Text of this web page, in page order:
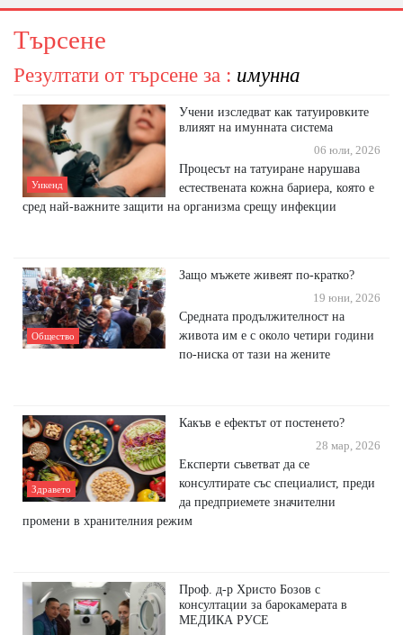
Търсене
Резултати от търсене за : имунна
Уикенд
Учени изследват как татуировките
влияят на имунната система
06 юли, 2026
Процесът на татуиране нарушава
естествената кожна бариера, която е
сред най-важните защити на организма срещу инфекции
Общество
Защо мъжете живеят по-кратко?
19 юни, 2026
Средната продължителност на
живота им е с около четири години
по-ниска от тази на жените
Здравето
Какъв е ефектът от постенето?
28 мар, 2026
Експерти съветват да се
консултирате със специалист, преди
да предприемете значителни
промени в хранителния режим
Проф. д-р Христо Бозов с
консултации за барокамерата в
МЕДИКА РУСЕ